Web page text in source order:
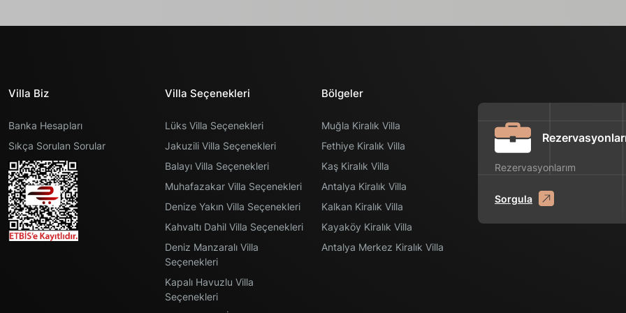
Villa Biz
Banka Hesapları
Sıkça Sorulan Sorular
Villa Seçenekleri
Lüks Villa Seçenekleri
Jakuzili Villa Seçenekleri
Balayı Villa Seçenekleri
Muhafazakar Villa Seçenekleri
Denize Yakın Villa Seçenekleri
Kahvaltı Dahil Villa Seçenekleri
Deniz Manzaralı Villa
Seçenekleri
Kapalı Havuzlu Villa
Seçenekleri
Bölgeler
Muğla Kiralık Villa
Fethiye Kiralık Villa
Kaş Kiralık Villa
Antalya Kiralık Villa
Kalkan Kiralık Villa
Kayaköy Kiralık Villa
Antalya Merkez Kiralık Villa
Rezervasyonlarım
Sorgula